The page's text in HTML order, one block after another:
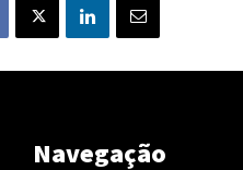
Navegação